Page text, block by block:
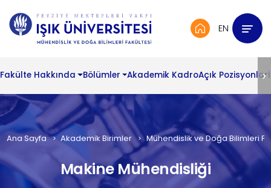
EN
Fakülte Hakkında Bölümler Akademik KadroAçık Pozisyonlar
Ana Sayfa Akademik Birimler Mühendislik ve Doğa Bilimleri
Makine Mühendisliği